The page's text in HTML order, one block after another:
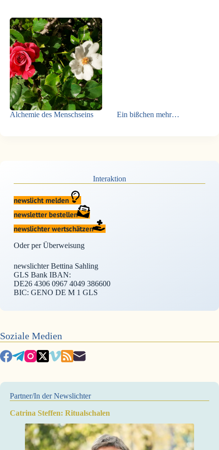
Alchemie des Menschseins Ein bißchen mehr…
Interaktion
newslicht melden
newsletter bestellen
newslichter wertschätzen
Oder per Überweisung
newslichter Bettina Sahling
GLS Bank IBAN:
DE26 4306 0967 4049 386600
BIC: GENO DE M 1 GLS
Soziale Medien
Partner/In der Newslichter
Catrina Steffen: Ritualschalen